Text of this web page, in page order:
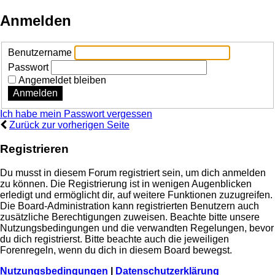
Anmelden
Benutzername
Passwort
Angemeldet bleiben
Ich habe mein Passwort vergessen
Zurück zur vorherigen Seite
Registrieren
Du musst in diesem Forum registriert sein, um dich anmelden
zu können. Die Registrierung ist in wenigen Augenblicken
erledigt und ermöglicht dir, auf weitere Funktionen zuzugreifen.
Die Board-Administration kann registrierten Benutzern auch
zusätzliche Berechtigungen zuweisen. Beachte bitte unsere
Nutzungsbedingungen und die verwandten Regelungen, bevor
du dich registrierst. Bitte beachte auch die jeweiligen
Forenregeln, wenn du dich in diesem Board bewegst.
Nutzungsbedingungen
Datenschutzerklärung